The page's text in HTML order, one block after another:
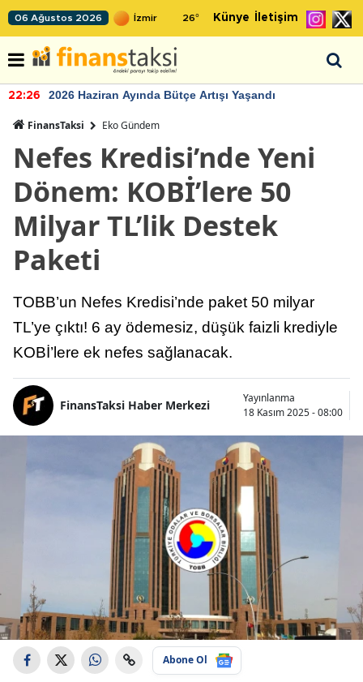
06 Ağustos 2026 26° Künye İletişim
22:26 2026 Haziran Ayında Bütçe Artışı Yaşandı
FinansTaksi Eko Gündem
Nefes Kredisi’nde Yeni
Dönem: KOBİ’lere 50
Milyar TL’lik Destek
Paketi
TOBB’un Nefes Kredisi’nde paket 50 milyar
TL’ye çıktı! 6 ay ödemesiz, düşük faizli krediyle
KOBİ’lere ek nefes sağlanacak.
FinansTaksi Haber Merkezi
Yayınlanma
18 Kasım 2025 - 08:00
Abone Ol